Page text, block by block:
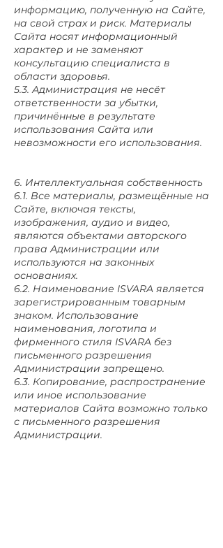
информацию, полученную на Сайте,
на свой страх и риск. Материалы
Сайта носят информационный
характер и не заменяют
консультацию специалиста в
области здоровья.
5.3. Администрация не несёт
ответственности за убытки,
причинённые в результате
использования Сайта или
невозможности его использования.
6. Интеллектуальная собственность
6.1. Все материалы, размещённые на
Сайте, включая тексты,
изображения, аудио и видео,
являются объектами авторского
права Администрации или
используются на законных
основаниях.
6.2. Наименование ISVARA является
зарегистрированным товарным
знаком. Использование
наименования, логотипа и
фирменного стиля ISVARA без
письменного разрешения
Администрации запрещено.
6.3. Копирование, распространение
или иное использование
материалов Сайта возможно только
с письменного разрешения
Администрации.